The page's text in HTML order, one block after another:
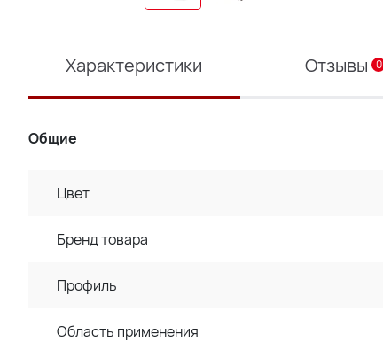
Характеристики Отзывы 0
Общие
Цвет
Бренд товара
Профиль
Область применения